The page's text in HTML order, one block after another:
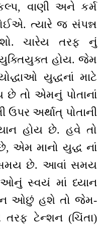
વાણી અને કર્મ
ત્યારે જ સંપન્ન
ચારેય તરફ નું
હોય. જેમ
યુદ્ધનાં માટે
છે તો એમનું પોતાનાં
ઉપર અર્થાત્ પોતાની
હોય છે. હવે તો
એમ માનો યુદ્ધ નાં
સમય છે. આવાં સમય
સ્વયં માં ધ્યાન
ઓછું હશે તો જેમ-
ટેન્શન (ચિંતા)